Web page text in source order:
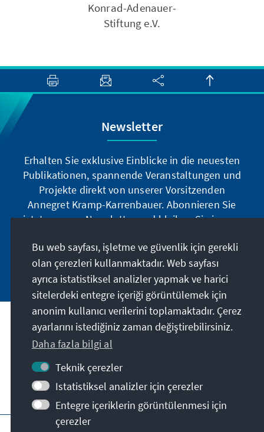
Konrad-Adenauer-
Stiftung e.V.
Newsletter
Erhalten Sie exklusive Einblicke in die neuesten
Publikationen, spannende Veranstaltungen und
Projekte direkt von unserer Vorsitzenden
Annegret Kramp-Karrenbauer. Abonnieren Sie
jetzt unseren Newsletter und bleiben Sie immer
Jetzt abonnieren
Misyonumuz
İletişim
Derneğin diğer teklifleri
Künye Gizlilik
Bu web sayfası, işletme ve güvenlik için gerekli
olan çerezleri kullanmaktadır. Web sayfası
ayrıca istatistiksel analizler yapmak ve harici
sitelerdeki entegre içeriği görüntülemek için
anonim kullanıcı verilerini toplamaktadır. Çerez
ayarlarını istediğiniz zaman değiştirebilirsiniz.
Daha fazla bilgi al
Teknik çerezler
Istatistiksel analizler için çerezler
Entegre içeriklerin görüntülenmesi için
çerezler